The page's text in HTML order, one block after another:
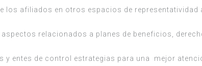
los afiliados en otros espacios de representatividad
relacionados a planes de beneficios,
y entes de control estrategias para una mejor